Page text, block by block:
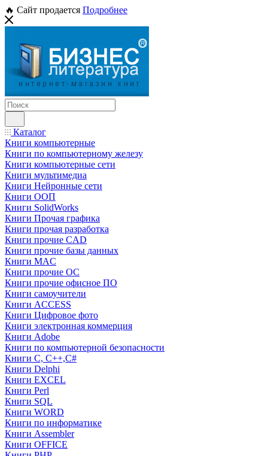
🔥 Сайт продается Подробнее
Каталог
Книги компьютерные
Книги по компьютерному железу
Книги компьютерные сети
Книги мультимедиа
Книги Нейронные сети
Книги ООП
Книги SolidWorks
Книги Прочая графика
Книги прочая разработка
Книги прочие CAD
Книги прочие базы данных
Книги MAC
Книги прочие ОС
Книги прочие офисное ПО
Книги самоучители
Книги ACCESS
Книги Цифровое фото
Книги электронная коммерция
Книги Adobe
Книги по компьютерной безопасности
Книги C, C++,С#
Книги Delphi
Книги EXCEL
Книги Perl
Книги SQL
Книги WORD
Книги по информатике
Книги Assembler
Книги OFFICE